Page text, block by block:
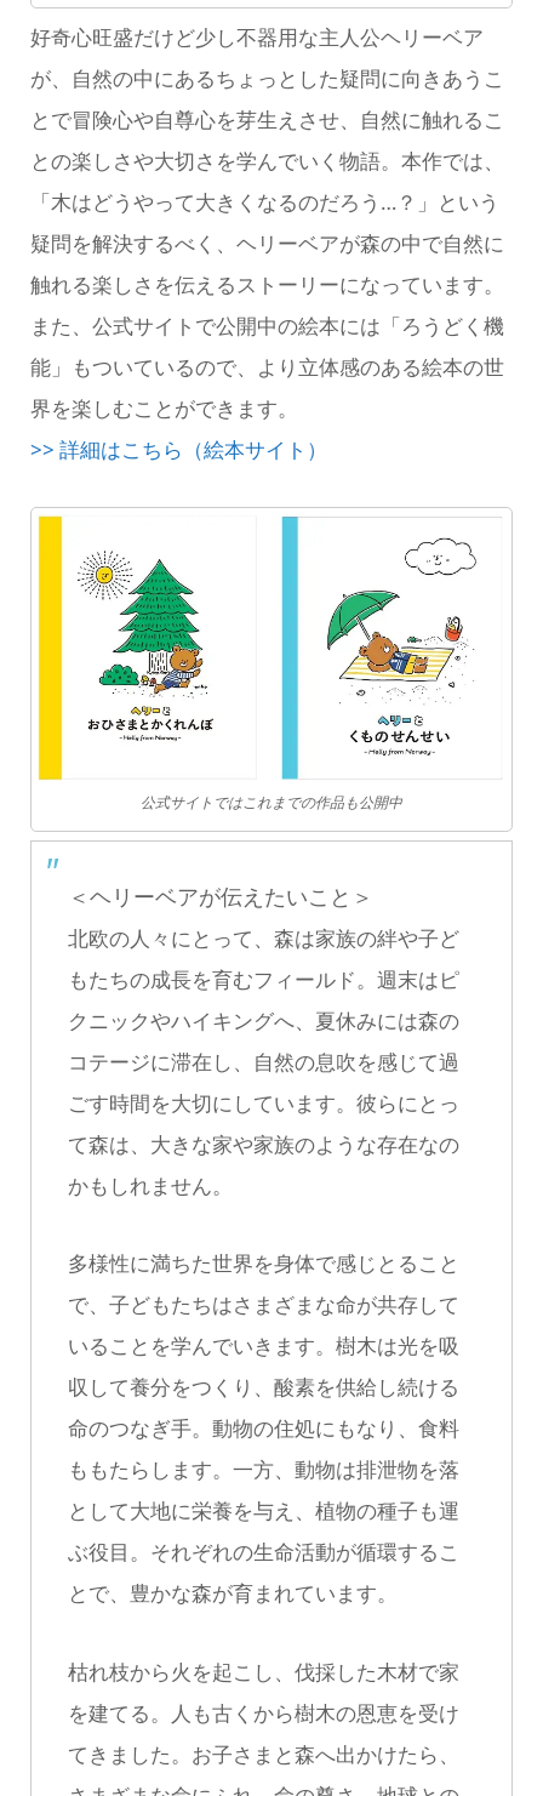
好奇心旺盛だけど少し不器用な主人公ヘリーベア
が、自然の中にあるちょっとした疑問に向きあうこ
とで冒険心や自尊心を芽生えさせ、自然に触れるこ
との楽しさや大切さを学んでいく物語。本作では、
「木はどうやって大きくなるのだろう…？」という
疑問を解決するべく、ヘリーベアが森の中で自然に
触れる楽しさを伝えるストーリーになっています。
また、公式サイトで公開中の絵本には「ろうどく機
能」もついているので、より立体感のある絵本の世
界を楽しむことができます。
>> 詳細はこちら（絵本サイト）
公式サイトではこれまでの作品も公開中
＜ヘリーベアが伝えたいこと＞
北欧の人々にとって、森は家族の絆や子ど
もたちの成長を育むフィールド。週末はピ
クニックやハイキングへ、夏休みには森の
コテージに滞在し、自然の息吹を感じて過
ごす時間を大切にしています。彼らにとっ
て森は、大きな家や家族のような存在なの
かもしれません。
多様性に満ちた世界を身体で感じとること
で、子どもたちはさまざまな命が共存して
いることを学んでいきます。樹木は光を吸
収して養分をつくり、酸素を供給し続ける
命のつなぎ手。動物の住処にもなり、食料
ももたらします。一方、動物は排泄物を落
として大地に栄養を与え、植物の種子も運
ぶ役目。それぞれの生命活動が循環するこ
とで、豊かな森が育まれています。
枯れ枝から火を起こし、伐採した木材で家
を建てる。人も古くから樹木の恩恵を受け
てきました。お子さまと森へ出かけたら、